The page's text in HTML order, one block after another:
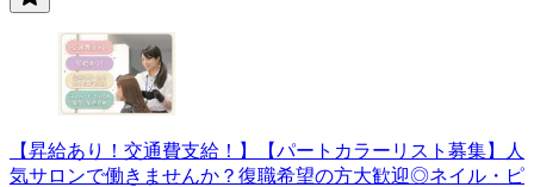
【昇給あり！交通費支給！】【パートカラーリスト募集】人
気サロンで働きませんか？復職希望の方大歓迎◎ネイル・ピ